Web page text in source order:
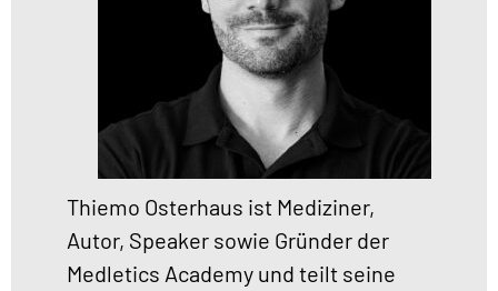
Thiemo Osterhaus ist Mediziner,
Autor, Speaker sowie Gründer der
Medletics Academy und teilt seine